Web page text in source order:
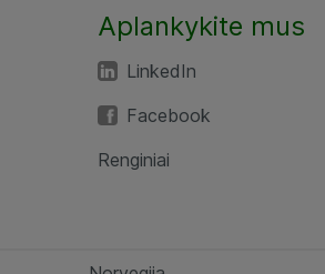
Aplankykite mus
LinkedIn
Facebook
Renginiai